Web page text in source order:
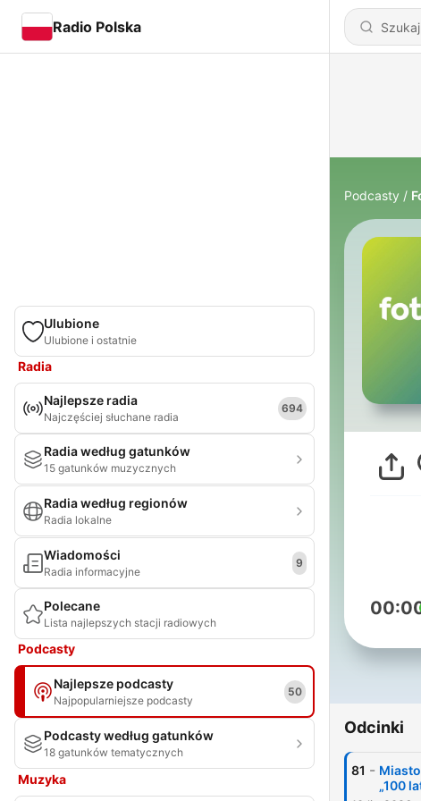
Radio Polska
Ulubione
Ulubione i ostatnie
Radia
Najlepsze radia
Najczęściej słuchane radia
694
Radia według gatunków
15 gatunków muzycznych
Radia według regionów
Radia lokalne
Wiadomości
Radia informacyjne
9
Polecane
Lista najlepszych stacji radiowych
Podcasty
Najlepsze podcasty
Najpopularniejsze podcasty
50
Podcasty według gatunków
18 gatunków tematycznych
Muzyka
Podcasty
Odcinki
81 -
„100